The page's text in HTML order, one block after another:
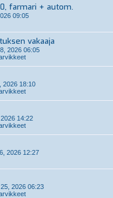
farmari + autom.
09:05
vakaaja
2026 06:05
2026 18:10
14:22
2026 12:27
2026 06:23